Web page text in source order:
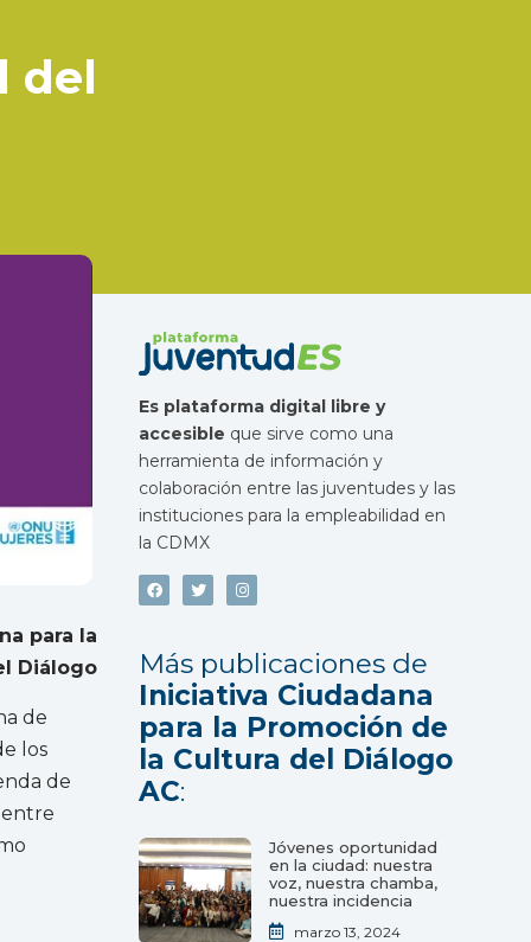
del
para la
Diálogo
de
los
de
entre
Es plataforma digital libre y
accesible que sirve como una
herramienta de información y
colaboración entre las juventudes y las
instituciones para la empleabilidad en
la CDMX
Más publicaciones de
Iniciativa Ciudadana
para la Promoción de
la Cultura del Diálogo
AC:
Jóvenes oportunidad
en la ciudad: nuestra
voz, nuestra chamba,
nuestra incidencia
marzo 13, 2024